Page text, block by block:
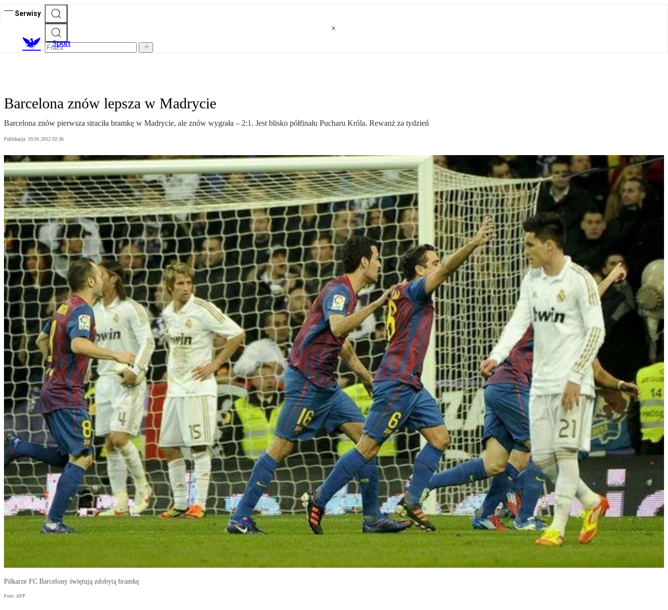
Serwisy
Sport
Barcelona znów lepsza w Madrycie
Barcelona znów pierwsza straciła bramkę w Madrycie, ale znów wygrała – 2:1. Jest blisko półfinału Pucharu Króla. Rewanż za tydzień
Publikacja: 19.01.2012 02:36
Piłkarze FC Barcelony świętują zdobytą bramkę
Foto: AFP